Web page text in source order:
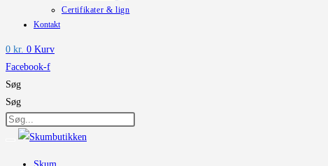
Certifikater & lign
Kontakt
0 kr. 0 Kurv
Facebook-f
Søg
Søg